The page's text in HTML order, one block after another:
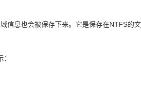
息也会被保存下来。它是保存在NTFS的文